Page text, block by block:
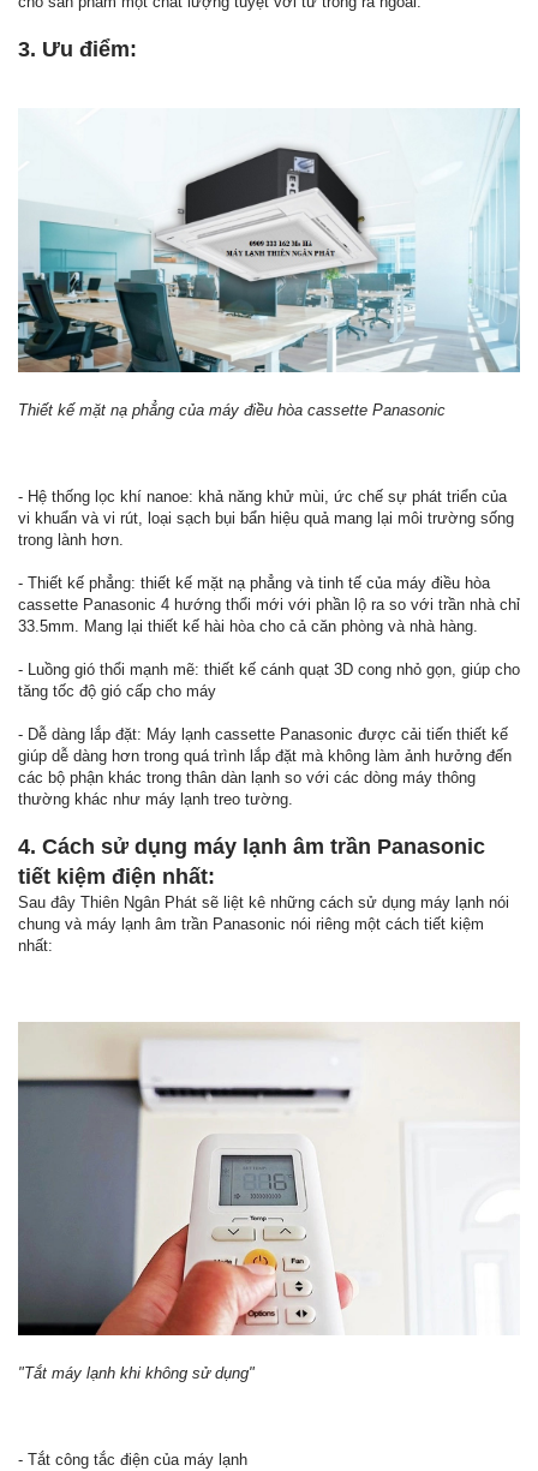
3. Ưu điểm:
Thiết kế mặt nạ phẳng của máy điều hòa cassette Panasonic
- Hệ thống lọc khí nanoe: khả năng khử mùi, ức chế sự phát triển của
vi khuẩn và vi rút, loại sạch bụi bẩn hiệu quả mang lại môi trường sống
trong lành hơn.
- Thiết kế phẳng: thiết kế mặt nạ phẳng và tinh tế của máy điều hòa
cassette Panasonic 4 hướng thổi mới với phần lộ ra so với trần nhà chỉ
33.5mm. Mang lại thiết kế hài hòa cho cả căn phòng và nhà hàng.
- Luồng gió thổi mạnh mẽ: thiết kế cánh quạt 3D cong nhỏ gọn, giúp cho
tăng tốc độ gió cấp cho máy
- Dễ dàng lắp đặt: Máy lạnh cassette Panasonic được cải tiến thiết kế
giúp dễ dàng hơn trong quá trình lắp đặt mà không làm ảnh hưởng đến
các bộ phận khác trong thân dàn lạnh so với các dòng máy thông
thường khác như máy lạnh treo tường.
4. Cách sử dụng máy lạnh âm trần Panasonic
tiết kiệm điện nhất:
Sau đây Thiên Ngân Phát sẽ liệt kê những cách sử dụng máy lạnh nói
chung và máy lạnh âm trần Panasonic nói riêng một cách tiết kiệm
nhất:
"Tắt máy lạnh khi không sử dụng"
- Tắt công tắc điện của máy lạnh